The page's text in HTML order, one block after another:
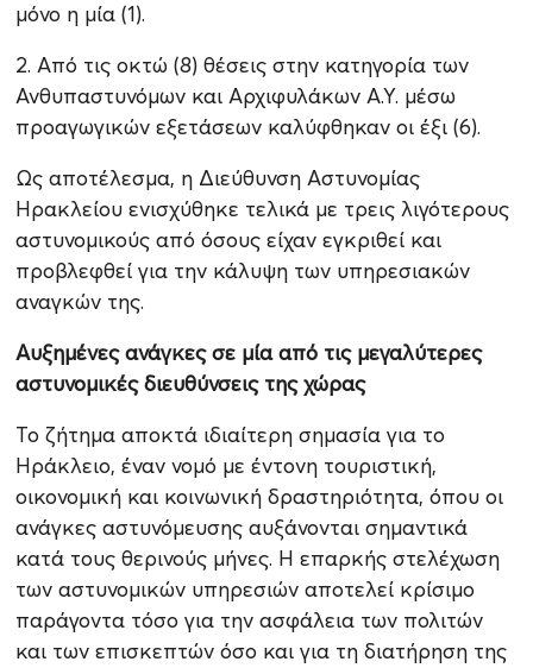
μόνο η μία (1).
2. Από τις οκτώ (8) θέσεις στην κατηγορία των
Ανθυπαστυνόμων και Αρχιφυλάκων Α.Υ. μέσω
προαγωγικών εξετάσεων καλύφθηκαν οι έξι (6).
Ως αποτέλεσμα, η Διεύθυνση Αστυνομίας
Ηρακλείου ενισχύθηκε τελικά με τρεις λιγότερους
αστυνομικούς από όσους είχαν εγκριθεί και
προβλεφθεί για την κάλυψη των υπηρεσιακών
αναγκών της.
Αυξημένες ανάγκες σε μία από τις μεγαλύτερες
αστυνομικές διευθύνσεις της χώρας
Το ζήτημα αποκτά ιδιαίτερη σημασία για το
Ηράκλειο, έναν νομό με έντονη τουριστική,
οικονομική και κοινωνική δραστηριότητα, όπου οι
ανάγκες αστυνόμευσης αυξάνονται σημαντικά
κατά τους θερινούς μήνες. Η επαρκής στελέχωση
των αστυνομικών υπηρεσιών αποτελεί κρίσιμο
παράγοντα τόσο για την ασφάλεια των πολιτών
και των επισκεπτών όσο και για τη διατήρηση της